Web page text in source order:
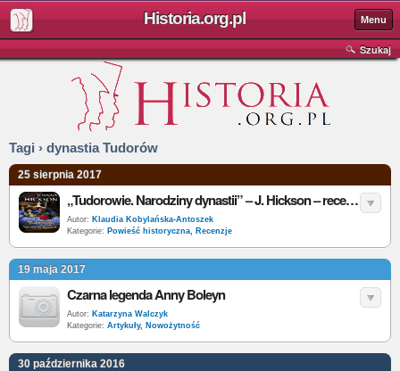
Historia.org.pl Menu
Szukaj
Tagi › dynastia Tudorów
25 sierpnia 2017
„Tudorowie. Narodziny dynastii” – J. Hickson – recenzja
Autor: Klaudia Kobylańska-Antoszek
Kategorie: Powieść historyczna, Recenzje
19 maja 2017
Czarna legenda Anny Boleyn
Autor: Katarzyna Walczyk
Kategorie: Artykuły, Nowożytność
30 października 2016